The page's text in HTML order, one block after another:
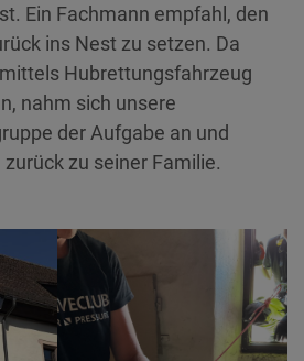
Ein Fachmann empfahl, den
ins Nest zu setzen. Da
Hubrettungsfahrzeug
nahm sich unsere
der Aufgabe an und
zu seiner Familie.